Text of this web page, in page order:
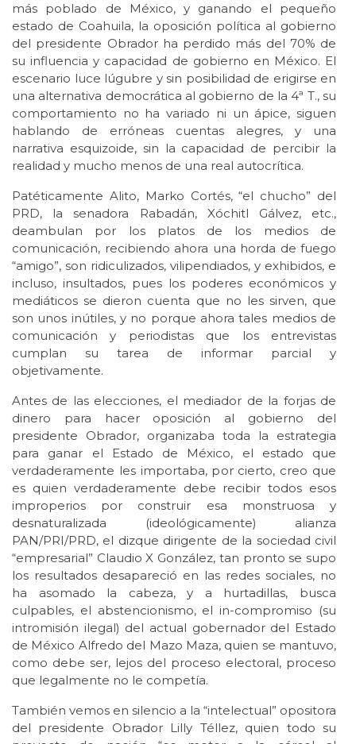
más poblado de México, y ganando el pequeño
estado de Coahuila, la oposición política al gobierno
del presidente Obrador ha perdido más del 70% de
su influencia y capacidad de gobierno en México. El
escenario luce lúgubre y sin posibilidad de erigirse en
una alternativa democrática al gobierno de la 4ª T., su
comportamiento no ha variado ni un ápice, siguen
hablando de erróneas cuentas alegres, y una
narrativa esquizoide, sin la capacidad de percibir la
realidad y mucho menos de una real autocrítica.
Patéticamente Alito, Marko Cortés, “el chucho” del
PRD, la senadora Rabadán, Xóchitl Gálvez, etc.,
deambulan por los platos de los medios de
comunicación, recibiendo ahora una horda de fuego
“amigo”, son ridiculizados, vilipendiados, y exhibidos, e
incluso, insultados, pues los poderes económicos y
mediáticos se dieron cuenta que no les sirven, que
son unos inútiles, y no porque ahora tales medios de
comunicación y periodistas que los entrevistas
cumplan su tarea de informar parcial y
objetivamente.
Antes de las elecciones, el mediador de la forjas de
dinero para hacer oposición al gobierno del
presidente Obrador, organizaba toda la estrategia
para ganar el Estado de México, el estado que
verdaderamente les importaba, por cierto, creo que
es quien verdaderamente debe recibir todos esos
improperios por construir esa monstruosa y
desnaturalizada (ideológicamente) alianza
PAN/PRI/PRD, el dizque dirigente de la sociedad civil
“empresarial” Claudio X González, tan pronto se supo
los resultados desapareció en las redes sociales, no
ha asomado la cabeza, y a hurtadillas, busca
culpables, el abstencionismo, el in-compromiso (su
intromisión ilegal) del actual gobernador del Estado
de México Alfredo del Mazo Maza, quien se mantuvo,
como debe ser, lejos del proceso electoral, proceso
que legalmente no le competía.
También vemos en silencio a la “intelectual” opositora
del presidente Obrador Lilly Téllez, quien todo su